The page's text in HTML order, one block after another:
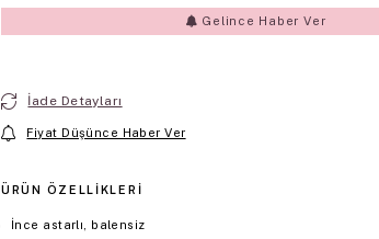
Gelince Haber Ver
İade Detayları
Fiyat Düşünce Haber Ver
ÜRÜN ÖZELLIKLERI
İnce astarlı, balensiz